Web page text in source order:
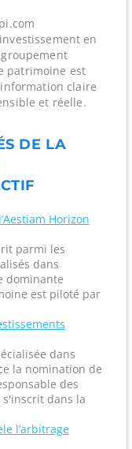
en
groupement
patrimoine est
claire
et réelle.
DE LA
Horizon
parmi les
dans
dominante
est piloté par
dans
la nomination de
des
dans la
l’arbitrage